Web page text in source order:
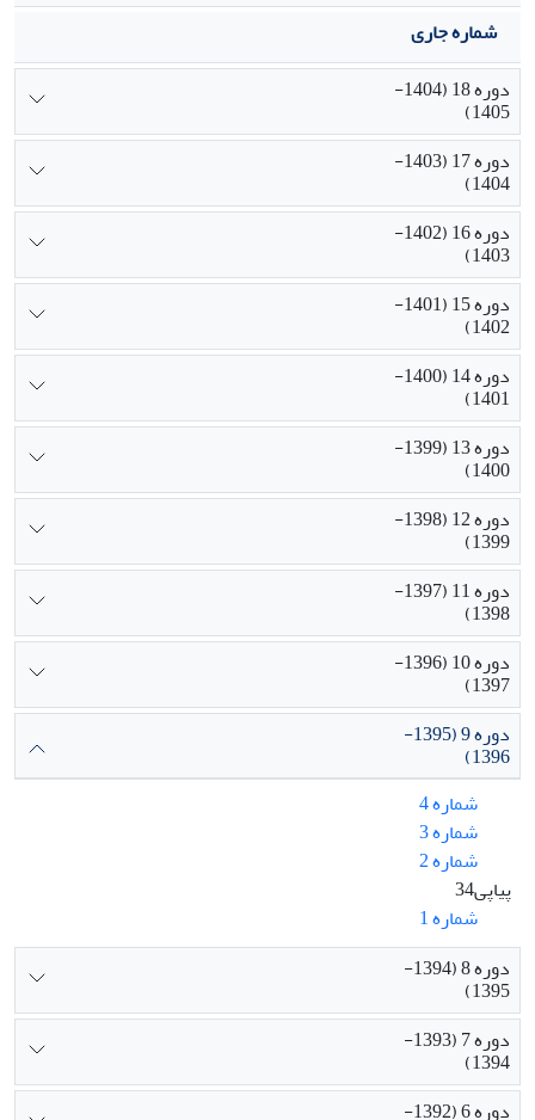
شماره جاری
دوره 18 (1404-
1405)
دوره 17 (1403-
1404)
دوره 16 (1402-
1403)
دوره 15 (1401-
1402)
دوره 14 (1400-
1401)
دوره 13 (1399-
1400)
دوره 12 (1398-
1399)
دوره 11 (1397-
1398)
دوره 10 (1396-
1397)
دوره 9 (1395-
1396)
شماره 4
شماره 3
شماره 2
پیاپی34
شماره 1
دوره 8 (1394-
1395)
دوره 7 (1393-
1394)
دوره 6 (1392-